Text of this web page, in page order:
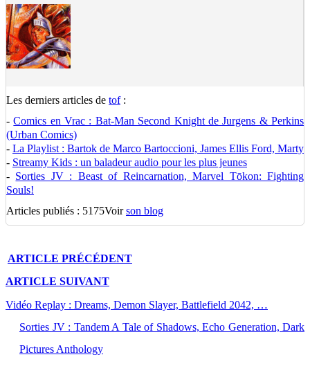
Les derniers articles de tof:
-Comics en Vrac : Bat-Man Second Knight de Jurgens & Perkins
(Urban Comics)
- La Playlist : Bartok de Marco Bartoccioni, James Ellis Ford, Marty
- Streamy Kids : un baladeur audio pour les plus jeunes
- Sorties JV : Beast of Reincarnation, Marvel Tōkon: Fighting
Souls!
Articles publiés : 5175Voirson blog
ARTICLE PRÉCÉDENT
ARTICLE SUIVANT
Vidéo Replay : Dreams, Demon Slayer, Battlefield 2042, …
Sorties JV : Tandem A Tale of Shadows, Echo Generation, Dark
Pictures Anthology